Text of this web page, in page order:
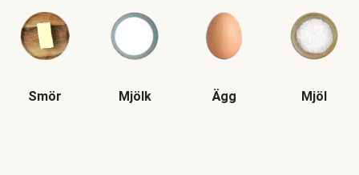
Smör Mjölk Ägg Mjöl